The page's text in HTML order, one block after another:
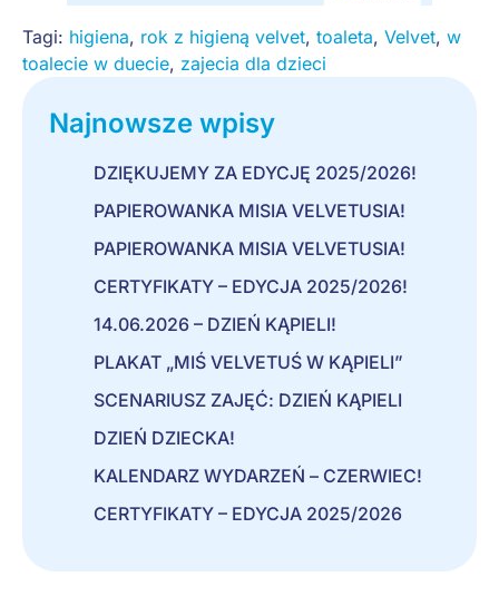
Tagi: higiena, rok z higieną velvet, toaleta, Velvet, w
toalecie w duecie, zajecia dla dzieci
Najnowsze wpisy
DZIĘKUJEMY ZA EDYCJĘ 2025/2026!
PAPIEROWANKA MISIA VELVETUSIA!
PAPIEROWANKA MISIA VELVETUSIA!
CERTYFIKATY – EDYCJA 2025/2026!
14.06.2026 – DZIEŃ KĄPIELI!
PLAKAT „MIŚ VELVETUŚ W KĄPIELI”
SCENARIUSZ ZAJĘĆ: DZIEŃ KĄPIELI
DZIEŃ DZIECKA!
KALENDARZ WYDARZEŃ – CZERWIEC!
CERTYFIKATY – EDYCJA 2025/2026